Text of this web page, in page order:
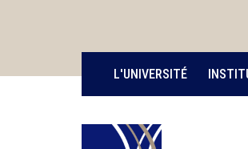
L'UNIVERSITÉ